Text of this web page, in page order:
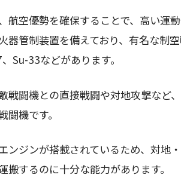
空優勢を確保することで、高い運
器管制装置を備えており、有名な制
Su-33などがあります。
闘機との直接戦闘や対地攻撃など
機です。
ンジンが搭載されているため、対地
するのに十分な能力があります。